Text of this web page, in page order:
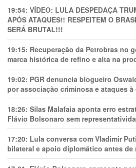
19:54: VÍDEO: LULA DESPEDAÇA
APÓS ATAQUES!! RESPEITEM O
SERÁ BRUTAL!!!
19:15: Recuperação da Petrobras no
marca histórica de refino e alta na
19:02: PGR denuncia blogueiro
por associação criminosa e ataques à
18:26: Silas Malafaia aponta erro
Flávio Bolsonaro sem
17:20: Lula conversa com Vladimir
bilateral e apoio diplomático antes de